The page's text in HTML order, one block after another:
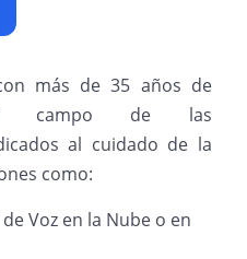
más de 35 años de
campo de las
al cuidado de la
como:
Voz en la Nube o en